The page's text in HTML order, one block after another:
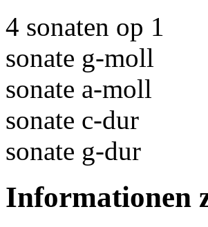
4 sonaten op 1
sonate g-moll
sonate a-moll
sonate c-dur
sonate g-dur
Informationen